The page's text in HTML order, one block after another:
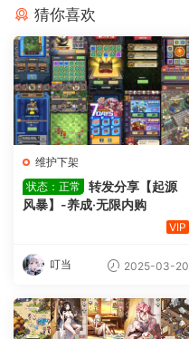
猜你喜欢
维护下架
状态：正常
转发分享【起源
风暴】-养成·无限内购
VIP
叮当 2025-03-20